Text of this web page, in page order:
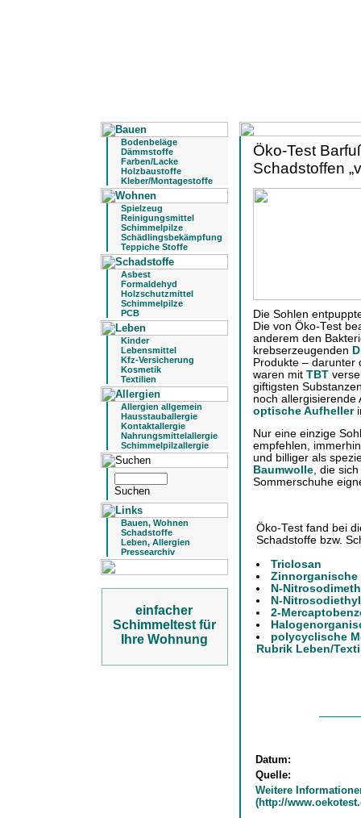
Bodenbeläge
Dämmstoffe
Farben/Lacke
Holzbaustoffe
Kleber/Montagestoffe
Spielzeug
Reinigungsmittel
Schimmelpilze
Schädlingsbekämpfung
Teppiche Stoffe
Asbest
Formaldehyd
Holzschutzmittel
Schimmelpilze
PCB
Kinder
Lebensmittel
Kfz-Versicherung
Kosmetik
Textilien
Allergien allgemein
Hausstauballergie
Kontaktallergie
Nahrungsmittelallergie
Schimmelpilzallergie
Bauen, Wohnen
Schadstoffe
Leben, Allergien
Pressearchiv
einfacher
Schimmeltest für
Ihre Wohnung
Öko-Test
Schadstoffen
Die Sohlen
Die von Öko-Test
anderem den
krebserzeugenden
Produkte – darunter
waren mit TBT
giftigsten
noch allergisierende
optische Aufheller
Nur eine einzige
empfehlen,
und billiger als
Baumwolle, die
Sommerschuhe
Öko-Test fand bei
Schadstoffe bzw.
Triclosan
Zinnorganische
N-
N-
2-
polycyclische
Rubrik Leben/
Datum:
Quelle:
Weitere
(http://